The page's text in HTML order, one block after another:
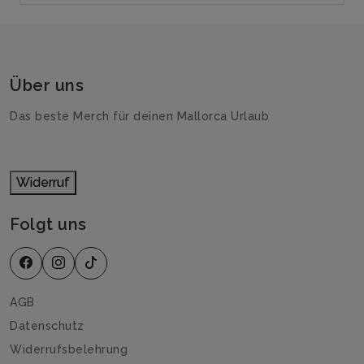
Über uns
Das beste Merch für deinen Mallorca Urlaub
Widerruf
Folgt uns
AGB
Datenschutz
Widerrufsbelehrung